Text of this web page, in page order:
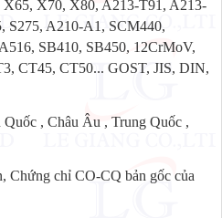
X70, X80, A213-T91, A213-
S275, A210-A1, SCM440,
SB410, SB450, 12CrMoV,
CT45, CT50... GOST, JIS, DIN,
, Châu Âu , Trung Quốc ,
Chứng chỉ CO-CQ bản gốc của